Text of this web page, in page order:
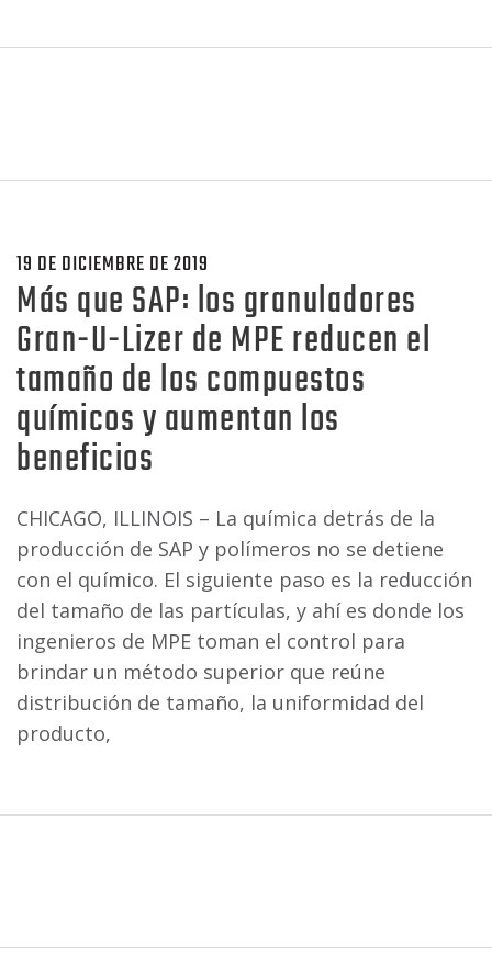
19 DE DICIEMBRE DE 2019
Más que SAP: los granuladores
Gran-U-Lizer de MPE reducen el
tamaño de los compuestos
químicos y aumentan los
beneficios
CHICAGO, ILLINOIS – La química detrás de la
producción de SAP y polímeros no se detiene
con el químico. El siguiente paso es la reducción
del tamaño de las partículas, y ahí es donde los
ingenieros de MPE toman el control para
brindar un método superior que reúne
distribución de tamaño, la uniformidad del
producto,